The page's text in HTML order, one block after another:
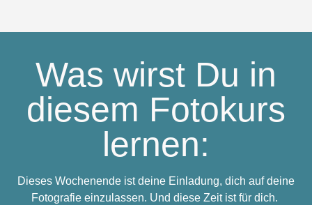
Was wirst Du in
diesem Fotokurs
lernen:
Dieses Wochenende ist deine Einladung, dich auf deine
Fotografie einzulassen. Und diese Zeit ist für dich.